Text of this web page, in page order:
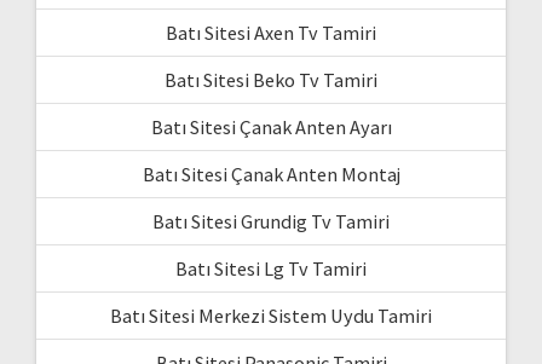
Batı Sitesi Axen Tv Tamiri
Batı Sitesi Beko Tv Tamiri
Batı Sitesi Çanak Anten Ayarı
Batı Sitesi Çanak Anten Montaj
Batı Sitesi Grundig Tv Tamiri
Batı Sitesi Lg Tv Tamiri
Batı Sitesi Merkezi Sistem Uydu Tamiri